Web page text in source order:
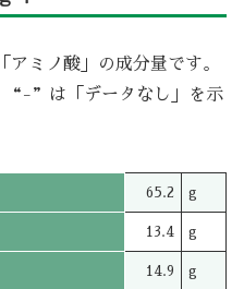
アミノ酸」の成分量です。
”は「データなし」を示
65.2 g
13.4 g
14.9 g